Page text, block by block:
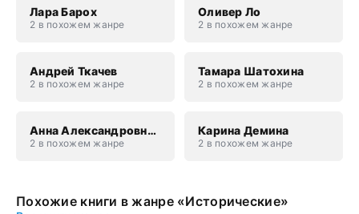
Лара Барох
2 в похожем жанре
Оливер Ло
2 в похожем жанре
Андрей Ткачев
2 в похожем жанре
Тамара Шатохина
2 в похожем жанре
Анна Александровна Завгородняя
2 в похожем жанре
Карина Демина
2 в похожем жанре
Похожие книги в жанре «Исторические»